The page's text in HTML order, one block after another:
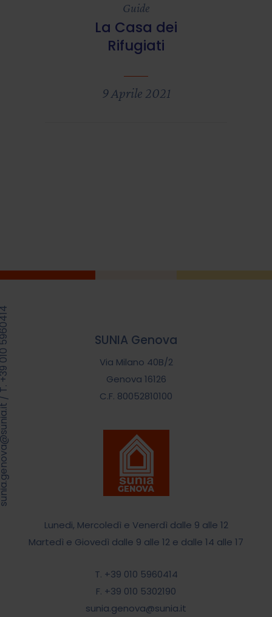
Guide
La Casa dei
Rifugiati
9 Aprile 2021
SUNIA Genova
Via Milano 40B/2
Genova 16126
C.F. 80052810100
Lunedi, Mercoledì e Venerdì dalle 9 alle 12
Martedì e Giovedì dalle 9 alle 12 e dalle 14 alle 17
T. +39 010 5960414
F. +39 010 5302190
sunia.genova@sunia.it